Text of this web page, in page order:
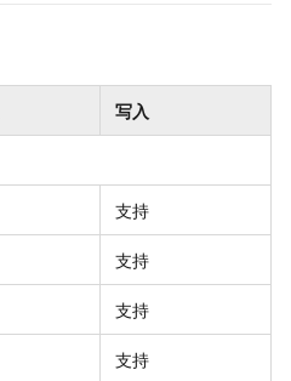
写入
支持
支持
支持
支持